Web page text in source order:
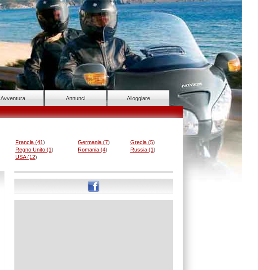
Avventura Annunci Alloggiare
Francia (41) Germania (7) Grecia (5)
Regno Unito (1) Romania (4) Russia (1)
USA (12)